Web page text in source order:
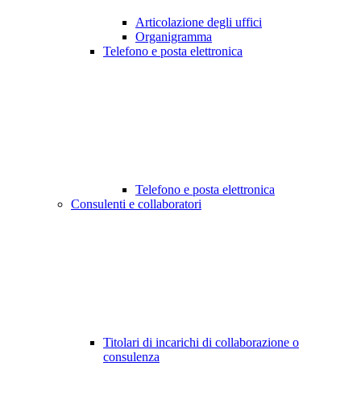
Articolazione degli uffici
Organigramma
Telefono e posta elettronica
Telefono e posta elettronica
Consulenti e collaboratori
Titolari di incarichi di collaborazione o
consulenza